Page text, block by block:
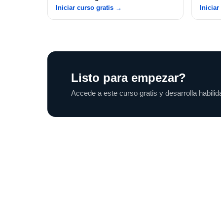
Iniciar curso gratis →
Listo para empezar?
Accede a este curso gratis y desarrolla